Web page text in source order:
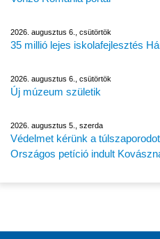
2026. augusztus 6., csütörtök
35 millió lejes iskolafejlesztés
2026. augusztus 6., csütörtök
Új múzeum születik
2026. augusztus 5., szerda
Védelmet kérünk a
Országos petíció indult